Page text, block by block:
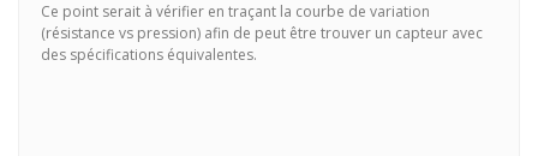
Ce point serait à vérifier en traçant la courbe de variation
(résistance vs pression) afin de peut être trouver un capteur avec
des spécifications équivalentes.